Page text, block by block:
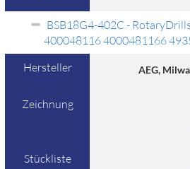
BSB18G4-402C -
400048116 4000481166
Hersteller AEG,
Zeichnung
Stückliste